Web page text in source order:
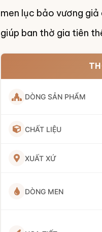
men lục bảo vương
giúp ban thờ gia tiên
DÒNG SẢN PHẨM
CHẤT LIỆU
XUẤT XỨ
DÒNG MEN